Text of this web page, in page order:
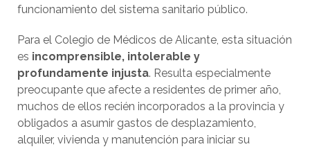
funcionamiento del sistema sanitario público.
Para el Colegio de Médicos de Alicante, esta situación
es incomprensible, intolerable y
profundamente injusta. Resulta especialmente
preocupante que afecte a residentes de primer año,
muchos de ellos recién incorporados a la provincia y
obligados a asumir gastos de desplazamiento,
alquiler, vivienda y manutención para iniciar su